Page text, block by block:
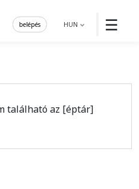
☰
HUN
belépés
található az [éptár]